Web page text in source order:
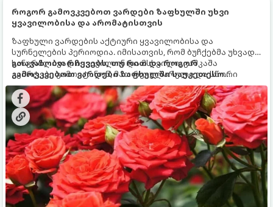
როგორ გამოვკვებოთ ვარდები ზაფხულში უხვი
ყვავილობისა და არომატისთვის
ზაფხული ვარდების აქტიური ყვავილობისა და
სურნელების პერიოდია. იმისათვის, რომ ბუჩქებმა უხვად,
ხანგრძლივად იყვავილონ და მსხვილი, კაშკაშა
კვირტები გამოიტანონ, მათ რეგულარული და სწორი
გამოკვება სჭირდებათ. ზაფხულის პერიოდში მცენარის
მოთხოვნილებები იცვლება, ამიტომ მნიშვნელოვანია
ვიცოდეთ, რომელი სასუქები გამოიყენება ამ დროს.
გთავაზობთ რჩევებს, თუ რით და როგორ
გამოვკვებოთ ვარდები ზაფხულში საუკეთესო
შედეგის მისაღწევად: